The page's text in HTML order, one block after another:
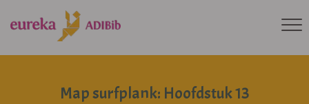
Map surfplank: Hoofdstuk 13